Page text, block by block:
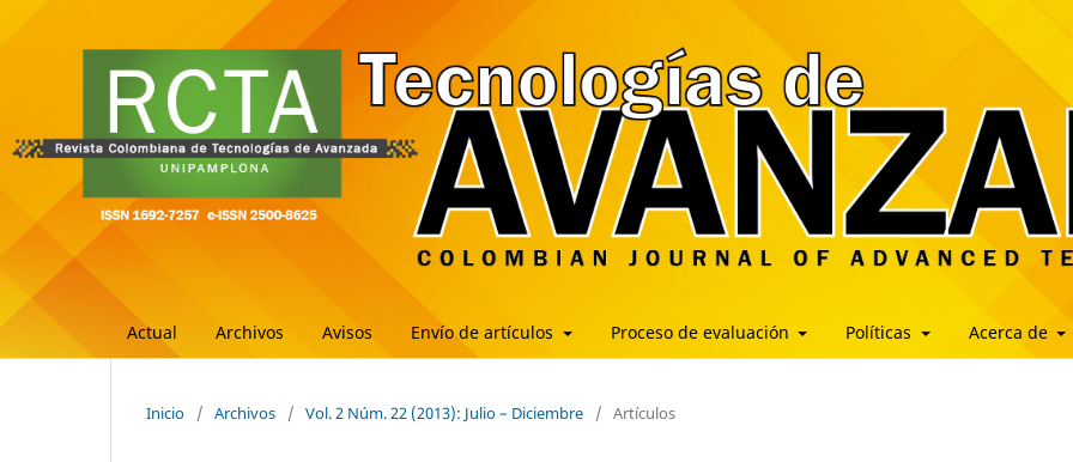
Actual Archivos Avisos Envío de artículos Proceso de evaluación Políticas Acerca de
Inicio / Archivos / Vol. 2 Núm. 22 (2013): Julio – Diciembre / Artículos